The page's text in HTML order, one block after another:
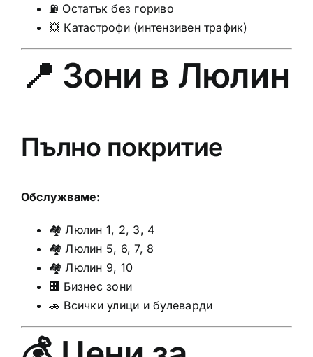
⛽ Остатък без гориво
💥 Катастрофи (интензивен трафик)
📍 Зони в Люлин
Пълно покритие
Обслужваме:
🏘️ Люлин 1, 2, 3, 4
🏘️ Люлин 5, 6, 7, 8
🏘️ Люлин 9, 10
🏢 Бизнес зони
🚗 Всички улици и булеварди